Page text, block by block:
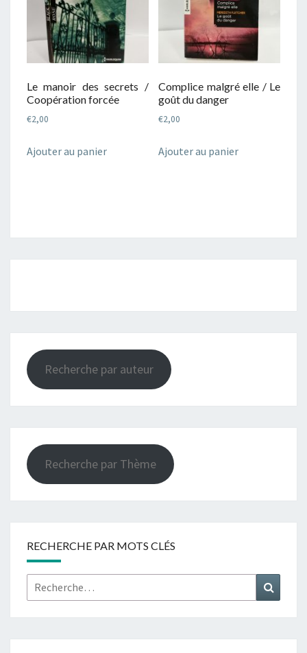
plus
ancien
Le manoir des secrets /
Coopération forcée
€2,00
Ajouter au panier
Complice malgré elle / Le
goût du danger
€2,00
Ajouter au panier
Recherche par auteur
Recherche par Thème
RECHERCHE PAR MOTS CLÉS
Rechercher :